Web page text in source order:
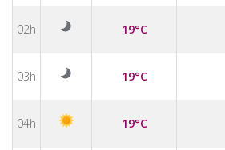
02h 19°C
03h 19°C
04h 19°C